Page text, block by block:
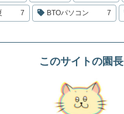
7 BTOパソコン 7
このサイトの園長